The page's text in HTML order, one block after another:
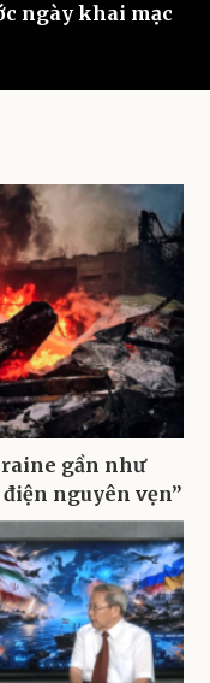
ngày khai mạc
gần như
nguyên vẹn”